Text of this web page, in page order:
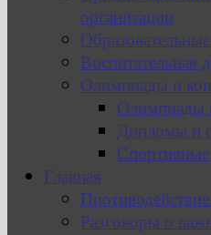
организации
Воспитательная
Олимпиады и
Олимпиады
Дипломы и
Главная
Разговоры о